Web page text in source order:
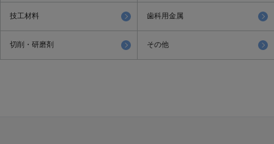
技工材料 歯科用金属
切削・研磨剤 その他